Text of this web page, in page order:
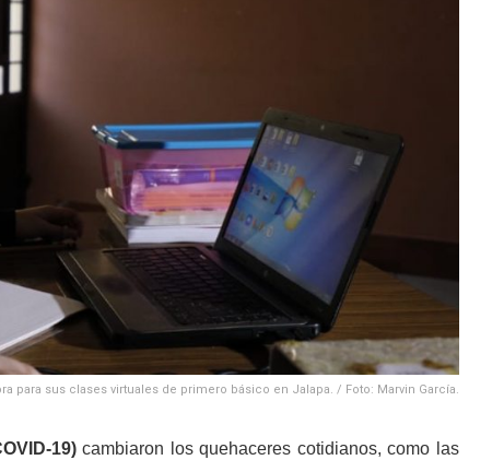
para sus clases virtuales de primero básico en Jalapa. / Foto: Marvin García.
19)cambiaron los quehaceres cotidianos, como las